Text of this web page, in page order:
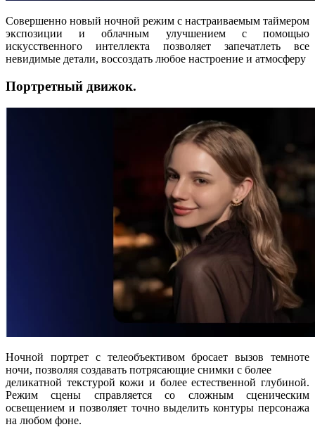
Совершенно новый ночной режим с настраиваемым таймером
экспозиции и облачным улучшением с помощью
искусственного интеллекта позволяет запечатлеть все
невидимые детали, воссоздать любое настроение и атмосферу
Портретный движок.
Ночной портрет с телеобъективом бросает вызов темноте
ночи, позволяя создавать потрясающие снимки с более
деликатной текстурой кожи и более естественной глубиной.
Режим сцены справляется со сложным сценическим
освещением и позволяет точно выделить контуры персонажа
на любом фоне.